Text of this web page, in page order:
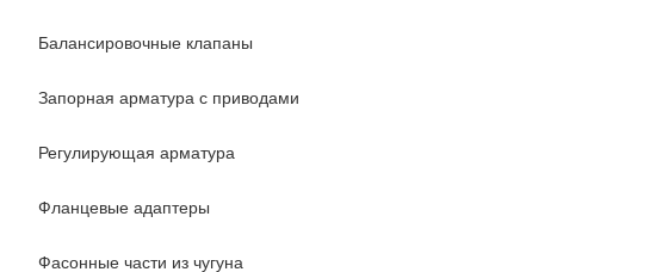
Балансировочные клапаны
Запорная арматура с приводами
Регулирующая арматура
Фланцевые адаптеры
Фасонные части из чугуна